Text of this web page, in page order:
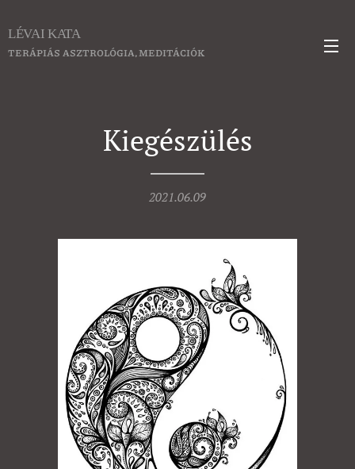
LÉVAI KATA
TERÁPIÁS ASZTROLÓGIA, MEDITÁCIÓK
Kiegészülés
2021.06.09